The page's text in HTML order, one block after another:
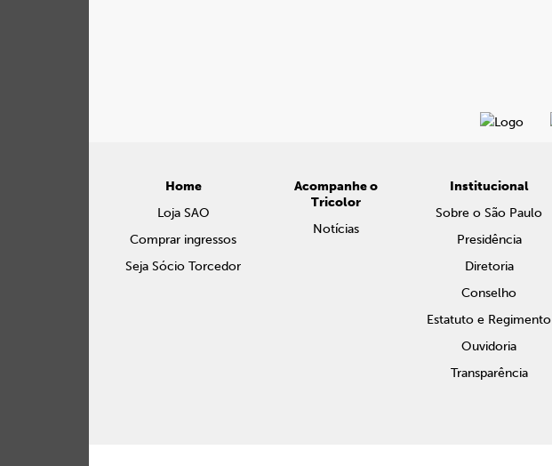
Home
Loja SAO
Comprar ingressos
Seja Sócio Torcedor
Acompanhe o
Tricolor
Notícias
Institucional
Sobre o São Paulo
Presidência
Diretoria
Conselho
Estatuto e Regimento
Ouvidoria
Transparência